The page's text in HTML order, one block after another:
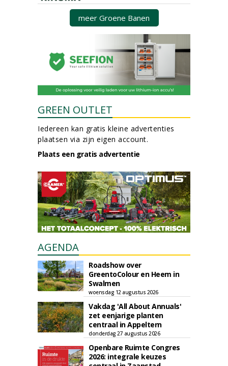
meer Groene Banen
GREEN OUTLET
Iedereen kan gratis kleine advertenties
plaatsen via zijn eigen account.
Plaats een gratis advertentie
AGENDA
Roadshow over
GreentoColour en Heem in
Swalmen
woensdag 12 augustus 2026
Vakdag 'All About Annuals'
zet eenjarige planten
centraal in Appeltern
donderdag 27 augustus 2026
Openbare Ruimte Congres
2026: integrale keuzes